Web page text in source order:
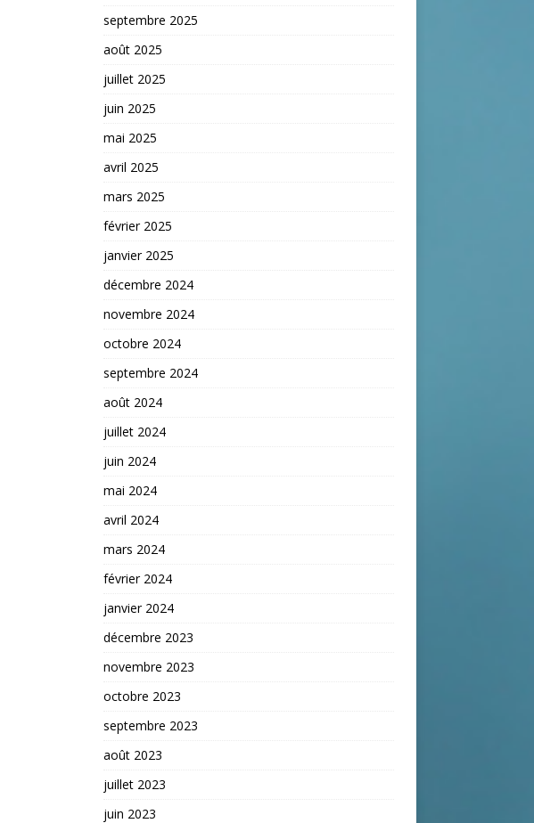
septembre 2025
août 2025
juillet 2025
juin 2025
mai 2025
avril 2025
mars 2025
février 2025
janvier 2025
décembre 2024
novembre 2024
octobre 2024
septembre 2024
août 2024
juillet 2024
juin 2024
mai 2024
avril 2024
mars 2024
février 2024
janvier 2024
décembre 2023
novembre 2023
octobre 2023
septembre 2023
août 2023
juillet 2023
juin 2023